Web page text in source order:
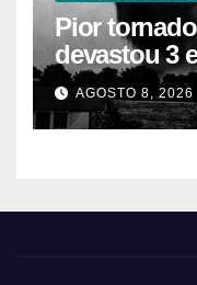
Pior
devastou 3
centenas
AGOSTO 8, 2026